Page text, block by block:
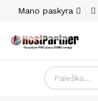
Mano paskyra